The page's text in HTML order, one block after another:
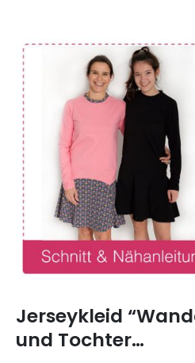
Jerseykleid
und Tochter…